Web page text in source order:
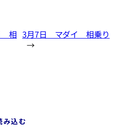
相 3月7日 マダイ 相乗り
→
み込む